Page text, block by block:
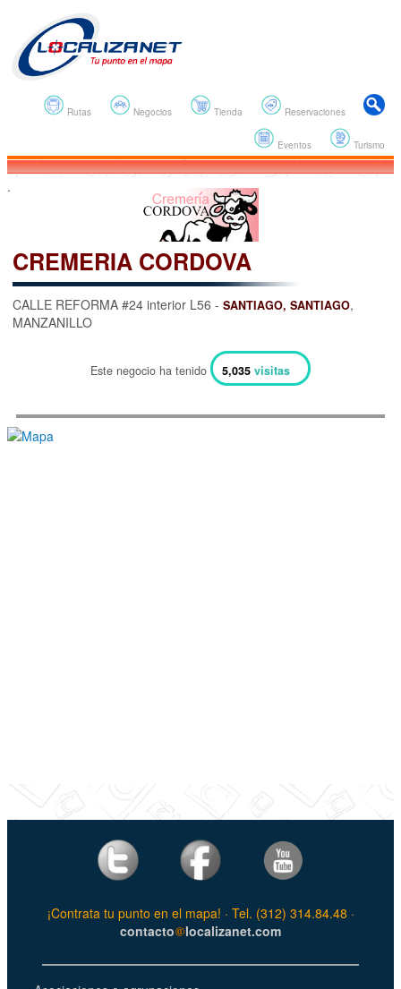
Reservaciones
Tienda
Negocios
Rutas
Turismo
Eventos
.
CREMERIA CORDOVA
CALLE REFORMA #24 interior L56 - SANTIAGO, SANTIAGO,
MANZANILLO
Este negocio ha tenido 5,035 visitas
¡Contrata tu punto en el mapa! · Tel. (312) 314.84.48 ·
contacto
localizanet.com